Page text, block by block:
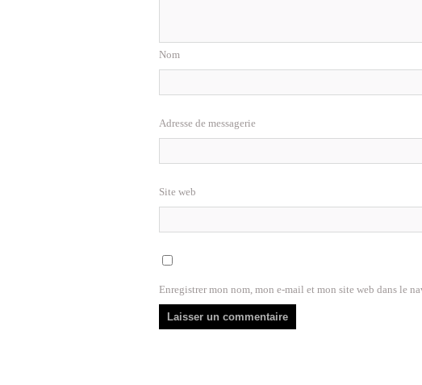
Nom
Adresse de messagerie
Site web
Enregistrer mon nom, mon e-mail et mon site web dans le